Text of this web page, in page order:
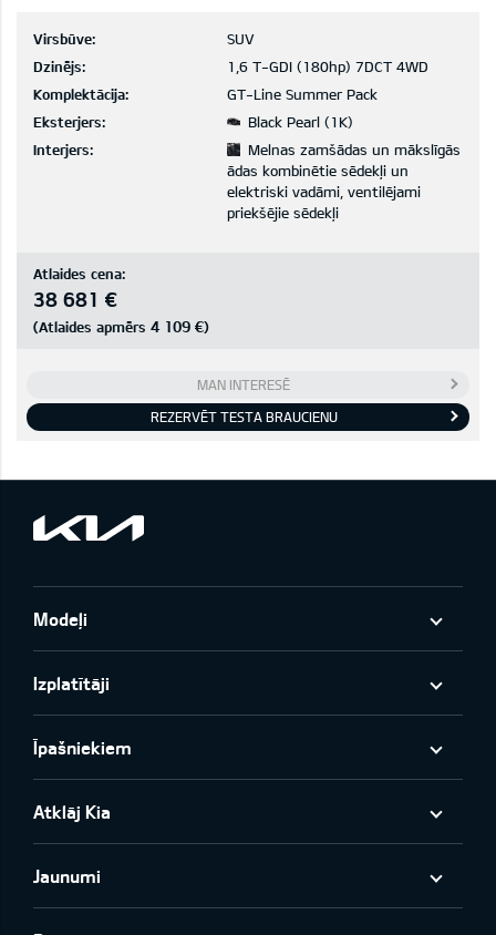
Virsbūve:
SUV
Dzinējs:
1,6 T-GDI (180hp) 7DCT 4WD
Komplektācija:
GT-Line Summer Pack
Eksterjers:
Black Pearl (1K)
Interjers:
Melnas zamšādas un mākslīgās
ādas kombinētie sēdekļi un
elektriski vadāmi, ventilējami
priekšējie sēdekļi
Atlaides cena:
38 681 €
(Atlaides apmērs 4 109 €)
MAN INTERESĒ
REZERVĒT TESTA BRAUCIENU
Modeļi
Izplatītāji
Īpašniekiem
Atklāj Kia
Jaunumi